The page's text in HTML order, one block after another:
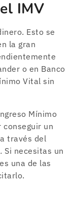
IMV
Esto se
la gran
o en Banco
Vital sin
Mínimo
un
través del
. Si necesitas un
una de las